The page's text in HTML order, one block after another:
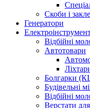
Скоби і
Генератори
Bідбійні
Автотовари
Болгарки
Будівельні
Відбійні
Верстати